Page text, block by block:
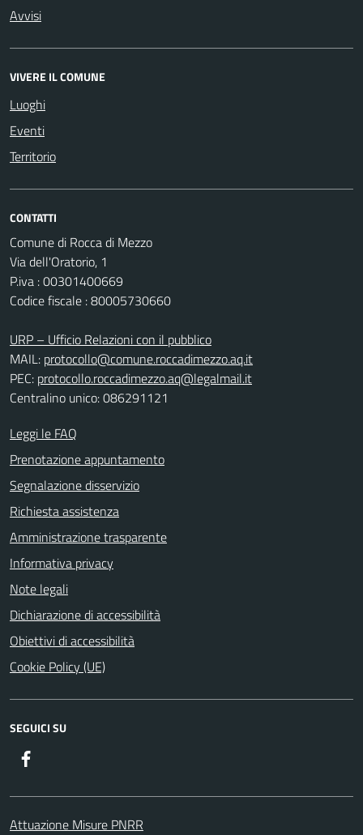
Avvisi
VIVERE IL COMUNE
Luoghi
Eventi
Territorio
CONTATTI
Comune di Rocca di Mezzo
Via dell'Oratorio, 1
P.iva : 00301400669
Codice fiscale : 80005730660
URP – Ufficio Relazioni con il pubblico
MAIL: protocollo@comune.roccadimezzo.aq.it
PEC: protocollo.roccadimezzo.aq@legalmail.it
Centralino unico: 086291121
Leggi le FAQ
Prenotazione appuntamento
Segnalazione disservizio
Richiesta assistenza
Amministrazione trasparente
Informativa privacy
Note legali
Dichiarazione di accessibilità
Obiettivi di accessibilità
Cookie Policy (UE)
SEGUICI SU
Attuazione Misure PNRR